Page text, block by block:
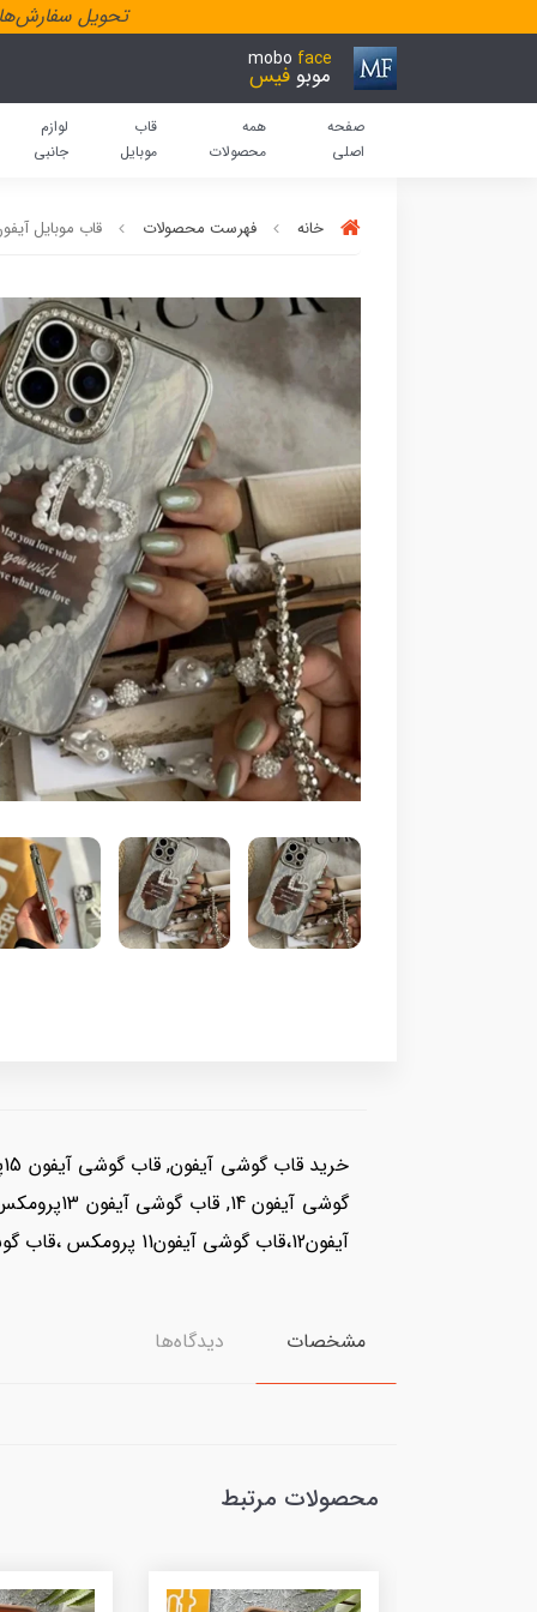
تحویل
mobo face
موبو فیس
صفحه
اصلی
همه
محصولات
قاب
موبایل
لوازم
جانبی
خانه فهرست محصولات قاب موبایل
آیفون12،قاب گوشی آیفون11 پرومکس ،قاب گوشی آیفون11 پرو ، قاب گوشی آیفون 11
مشخصات دیدگاه‌ها
محصولات مرتبط